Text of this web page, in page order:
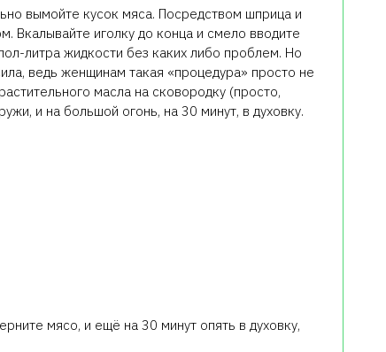
вымойте кусок мяса. Посредством шприца и
Вкалывайте иголку до конца и смело вводите
литра жидкости без каких либо проблем. Но
ведь женщинам такая «процедура» просто не
масла на сковородку (просто,
и на большой огонь, на 30 минут, в духовку.
мясо, и ещё на 30 минут опять в духовку,